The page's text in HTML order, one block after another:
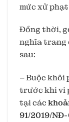
mức xử
Đồng thời,
nghĩa trang
sau:
– Buộc khôi
trước khi vi
tại các
91/2019/